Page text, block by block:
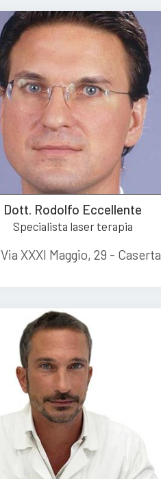
Dott. Rodolfo Eccellente
Specialista laser terapia
Via XXXI Maggio, 29 - Caserta